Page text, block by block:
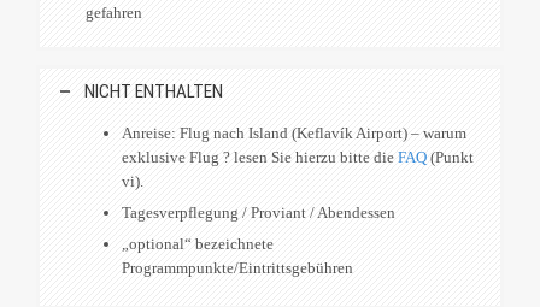
gefahren
NICHT ENTHALTEN
Anreise: Flug nach Island (Keflavík Airport) – warum
exklusive Flug ? lesen Sie hierzu bitte die FAQ (Punkt
vi).
Tagesverpflegung / Proviant / Abendessen
„optional“ bezeichnete
Programmpunkte/Eintrittsgebühren